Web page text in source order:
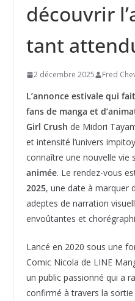
découvrir
tant
2 décembre 2025 Fred
L’annonce estivale qui
fans de manga et
Girl Crush de Midori
et intensité l’univers
connaître une nouvelle vie
animée. Le rendez-vous
2025, une date à marquer
adeptes de narration
envoûtantes et
Lancé en 2020 sous une
Comic Nicola de LINE
un public passionné qui a
confirmé à travers la